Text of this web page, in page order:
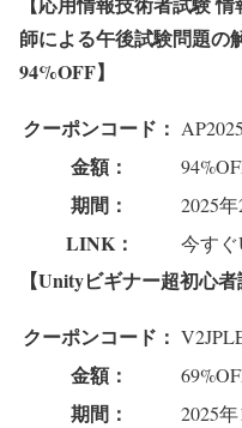
師による午後試験問題の
94%OFF】
クーポンコード：
金額：
期間： 2025
LINK： 今すぐ
【Unityビギナー超初心
クーポンコード：
金額：
期間： 2025